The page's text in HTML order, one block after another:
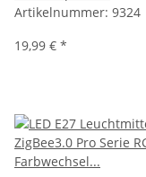
Artikelnummer: 9324
19,99 € *